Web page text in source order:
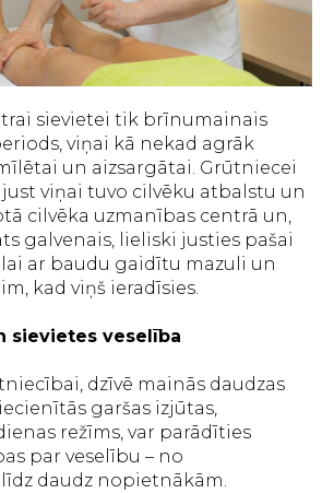
sievietei tik brīnumainais
viņai kā nekad agrāk
un aizsargātai. Grūtniecei
viņai tuvo cilvēku atbalstu un
cilvēka uzmanības centrā un,
galvenais, lieliski justies pašai
ar baudu gaidītu mazuli un
kad viņš ieradīsies.
sievietes veselība
dzīvē mainās daudzas
garšas izjūtas,
režīms, var parādīties
par veselību – no
daudz nopietnākām.